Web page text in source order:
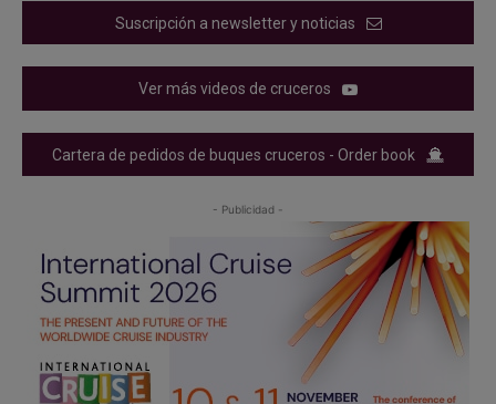
Suscripción a newsletter y noticias
Ver más videos de cruceros
Cartera de pedidos de buques cruceros - Order book
- Publicidad -